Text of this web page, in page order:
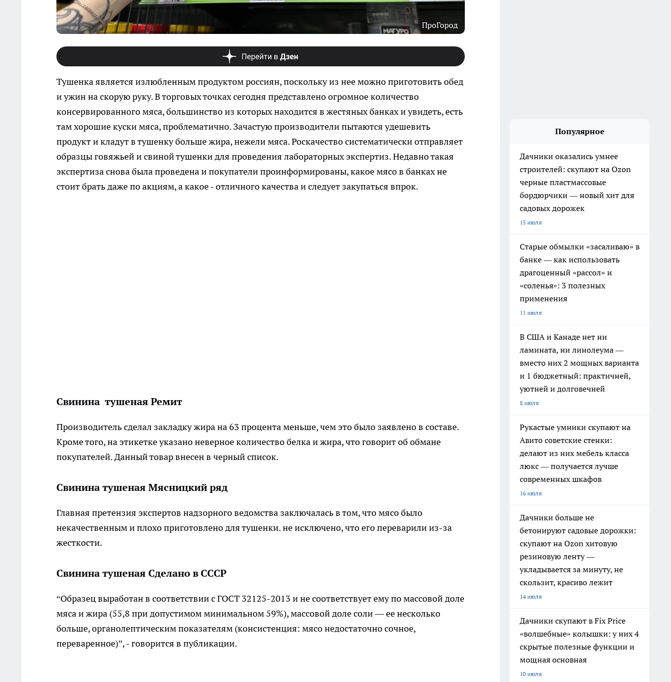
ПроГород
Тушенка является излюбленным продуктом россиян, поскольку из нее можно приготовить обед
и ужин на скорую руку. В торговых точках сегодня представлено огромное количество
консервированного мяса, большинство из которых находится в жестяных банках и увидеть, есть
там хорошие куски мяса, проблематично. Зачастую производители пытаются удешевить
продукт и кладут в тушенку больше жира, нежели мяса. Роскачество систематически отправляет
образцы говяжьей и свиной тушенки для проведения лабораторных экспертиз. Недавно такая
экспертиза снова была проведена и покупатели проинформированы, какое мясо в банках не
стоит брать даже по акциям, а какое - отличного качества и следует закупаться впрок.
Свинина тушеная Ремит
Производитель сделал закладку жира на 63 процента меньше, чем это было заявлено в составе.
Кроме того, на этикетке указано неверное количество белка и жира, что говорит об обмане
покупателей. Данный товар внесен в черный список.
Свинина тушеная Мясницкий ряд
Главная претензия экспертов надзорного ведомства заключалась в том, что мясо было
некачественным и плохо приготовлено для тушенки. не исключено, что его переварили из-за
жесткости.
Свинина тушеная Сделано в СССР
“Образец выработан в соответствии с ГОСТ 32125-2013 и не соответствует ему по массовой доле
мяса и жира (55,8 при допустимом минимальном 59%), массовой доле соли — ее несколько
больше, органолептическим показателям (консистенция: мясо недостаточно сочное,
переваренное)”, - говорится в публикации.
Популярное
Дачники оказались умнее
строителей: скупают на Ozon
черные пластмассовые
бордюрчики — новый хит для
садовых дорожек
15 июля
Старые обмылки «засаливаю» в
банке — как использовать
драгоценный «рассол» и
«соленья»: 3 полезных
применения
11 июля
В США и Канаде нет ни
ламината, ни линолеума —
вместо них 2 мощных варианта
и 1 бюджетный: практичней,
уютней и долговечней
8 июля
Рукастые умники скупают на
Авито советские стенки:
делают из них мебель класса
люкс — получается лучше
современных шкафов
16 июля
Дачники больше не
бетонируют садовые дорожки:
скупают на Ozon хитовую
резиновую ленту —
укладывается за минуту, не
скользит, красиво лежит
14 июля
Дачники скупают в Fix Price
«волшебные» колышки: у них 4
скрытые полезные функции и
мощная основная
10 июля